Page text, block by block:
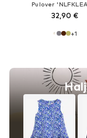
Pulover
32,90 €
+1